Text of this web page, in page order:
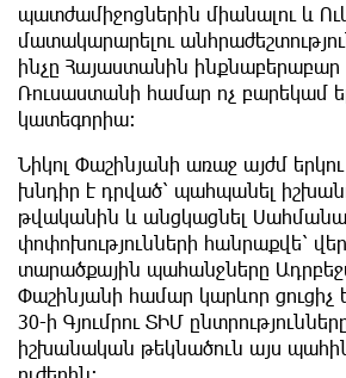
պատժամիջոցներին միանալու և
մատակարարելու
ինչը Հայաստանին
Ռուսաստանի համար ոչ բարեկամ
կատեգորիա։
Նիկոլ Փաշինյանի առաջ այժմ
խնդիր է դրված՝ պահպանել
թվականին և անցկացնել
փոփոխությունների հանրաքվե՝
տարածքային պահանջները
Փաշինյանի համար կարևոր ցուցիչ
30-ի Գյումրու ՏԻՄ
իշխանական թեկնածուն այս պահին
ուժերին։